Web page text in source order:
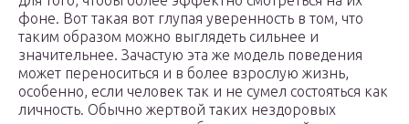
фоне. Вот такая вот глупая уверенность в том, что
таким образом можно выглядеть сильнее и
значительнее. Зачастую эта же модель поведения
может переноситься и в более взрослую жизнь,
особенно, если человек так и не сумел состояться как
личность. Обычно жертвой таких нездоровых